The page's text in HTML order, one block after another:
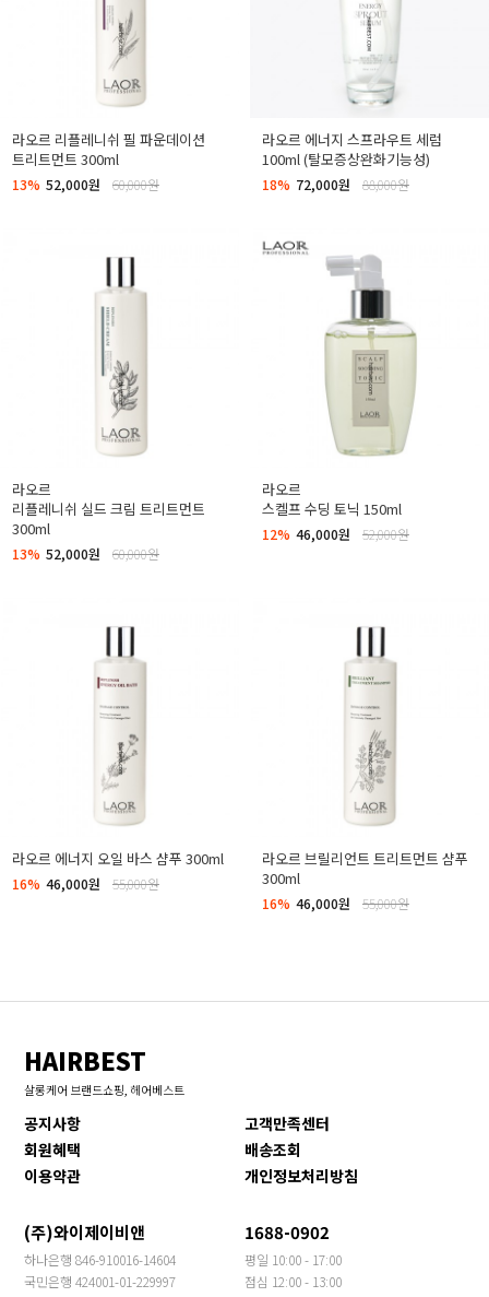
라오르 리플레니쉬 필 파운데이션
트리트먼트 300ml
13% 52,000원 60,000원
라오르 에너지 스프라우트 세럼
100ml (탈모증상완화기능성)
18% 72,000원 88,000원
라오르
리플레니쉬 실드 크림 트리트먼트
300ml
13% 52,000원 60,000원
라오르
스켈프 수딩 토닉 150ml
12% 46,000원 52,000원
라오르 에너지 오일 바스 샴푸 300ml
16% 46,000원 55,000원
라오르 브릴리언트 트리트먼트 샴푸
300ml
16% 46,000원 55,000원
HAIRBEST
살롱케어 브랜드쇼핑, 헤어베스트
공지사항
고객만족센터
회원혜택
배송조회
이용약관
개인정보처리방침
(주)와이제이비앤 1688-0902
하나은행 846-910016-14604
국민은행 424001-01-229997
평일 10:00 - 17:00
점심 12:00 - 13:00